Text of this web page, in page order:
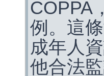
COPPA
例。這
成年人
他合法